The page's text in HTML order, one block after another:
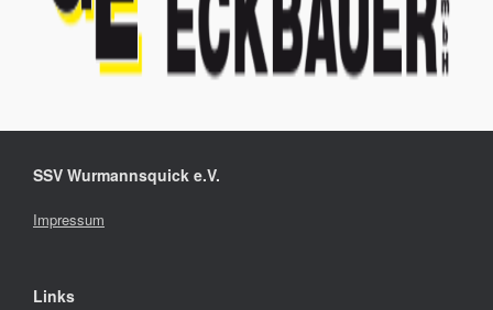
SSV Wurmannsquick e.V.
Impressum
Links